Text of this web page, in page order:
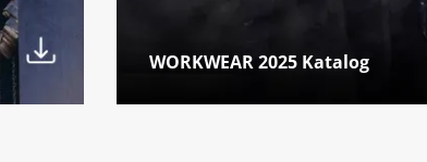
WORKWEAR 2025 Katalog